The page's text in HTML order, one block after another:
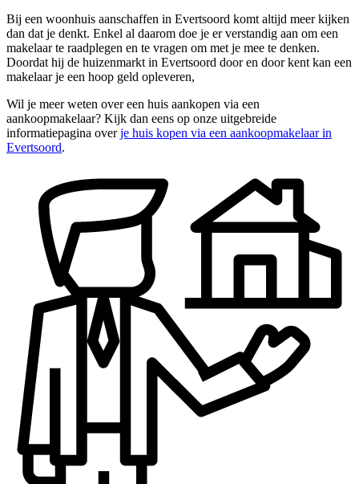
Bij een woonhuis aanschaffen in Evertsoord komt altijd meer kijken
dan dat je denkt. Enkel al daarom doe je er verstandig aan om een
makelaar te raadplegen en te vragen om met je mee te denken.
Doordat hij de huizenmarkt in Evertsoord door en door kent kan een
makelaar je een hoop geld opleveren,
Wil je meer weten over een huis aankopen via een
aankoopmakelaar? Kijk dan eens op onze uitgebreide
informatiepagina overje huis kopen via een aankoopmakelaar in
Evertsoord.